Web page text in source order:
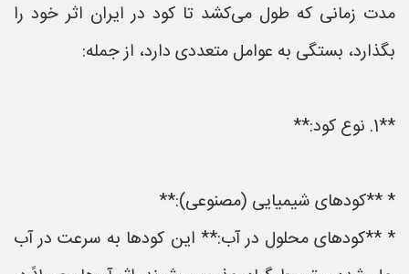
مدت زمانی که طول می‌کشد تا کود در ایران اثر خود را
بگذارد، بستگی به عوامل متعددی دارد، از جمله:
**1. نوع کود:**
* **کودهای شیمیایی (مصنوعی):**
* **کودهای محلول در آب:** این کودها به سرعت در آب